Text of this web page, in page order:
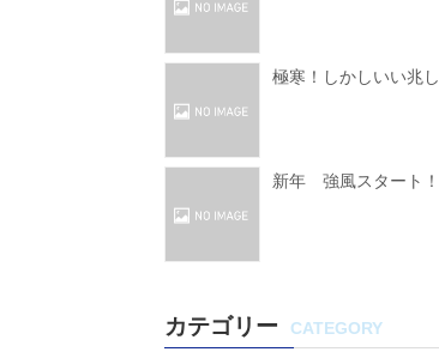
極寒！しかしいい兆し
新年 強風スタート！
カテゴリー CATEGORY